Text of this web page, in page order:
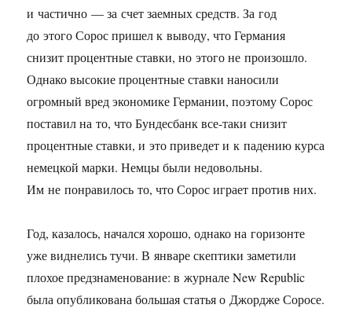
и частично — за счет заемных средств. За год
до этого Сорос пришел к выводу, что Германия
снизит процентные ставки, но этого не произошло.
Однако высокие процентные ставки наносили
огромный вред экономике Германии, поэтому Сорос
поставил на то, что Бундесбанк все-таки снизит
процентные ставки, и это приведет и к падению курса
немецкой марки. Немцы были недовольны.
Им не понравилось то, что Сорос играет против них.
Год, казалось, начался хорошо, однако на горизонте
уже виднелись тучи. В январе скептики заметили
плохое предзнаменование: в журнале New Republic
была опубликована большая статья о Джордже Соросе.